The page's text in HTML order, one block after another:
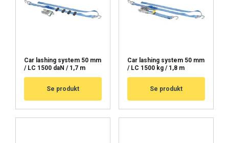
Car lashing system 50 mm
/ LC 1500 daN / 1,7 m
Se produkt
Car lashing system 50 mm
/ LC 1500 kg / 1,8 m
Se produkt